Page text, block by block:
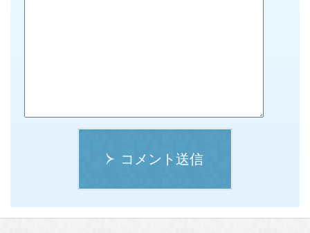
コメント送信